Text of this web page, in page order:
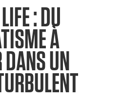
: DU
À
UN